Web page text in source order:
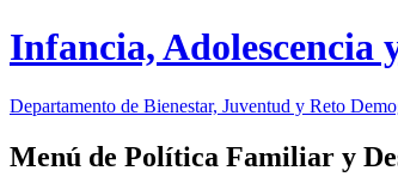
Infancia, Adolescencia
Departamento de Bienestar, Juventud y Reto
Menú de Política Familiar y